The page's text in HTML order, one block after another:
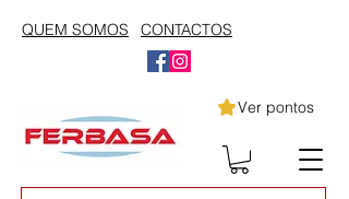
QUEM SOMOS CONTACTOS
Ver pontos